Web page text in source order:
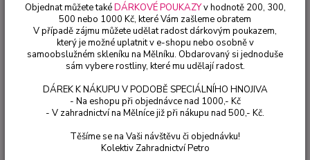
Objednat můžete takéDÁRKOVÉ POUKAZYv hodnotě 200, 300,
500 nebo 1000 Kč, které Vám zašleme obratem
V případě zájmu můžete udělat radost dárkovým poukazem,
který je možné uplatnit v e-shopu nebo osobně v
samoobslužném skleníku na Mělníku. Obdarovaný si jednoduše
sám vybere rostliny, které mu udělají radost.
DÁREK K NÁKUPU V PODOBĚ SPECIÁLNÍHO HNOJIVA
- Na eshopu při objednávce nad 1000,- Kč
- V zahradnictví na Mělníce již při nákupu nad 500,- Kč.
Těšíme se na Vaši návštěvu či objednávku!
Kolektiv Zahradnictví Petro